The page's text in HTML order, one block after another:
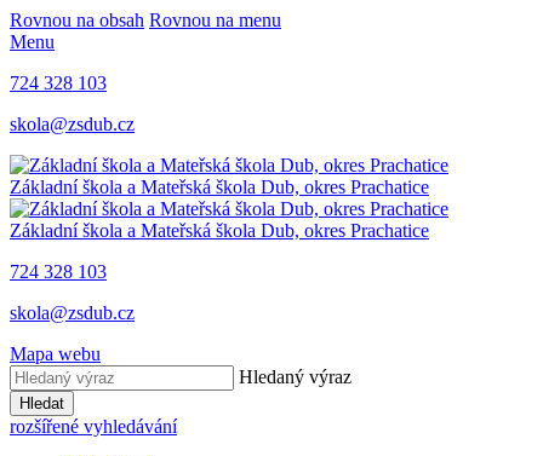
Rovnou na obsah Rovnou na menu
Menu
724 328 103
skola@zsdub.cz
Základní škola a Mateřská škola Dub, okres Prachatice
Základní škola a Mateřská škola Dub, okres Prachatice
724 328 103
skola@zsdub.cz
Mapa webu
Hledaný výraz
Hledat
rozšířené vyhledávání